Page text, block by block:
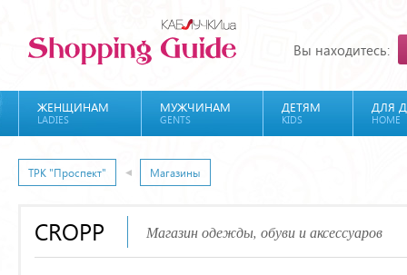
Вы находитесь:
ЖЕНЩИНАМ
LADIES
МУЖЧИНАМ
GENTS
ДЕТЯМ
KIDS
ДЛЯ
HOME
ТРК "Проспект" Магазины
CROPP Магазин одежды, обуви и аксессуаров